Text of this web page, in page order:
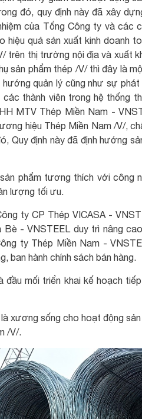
đó, quy định này đã xây
của Tổng Công ty và các
hiệu quả sản xuất kinh doanh
trên thị trường nội địa và xuất
sản phẩm thép /V/ thì đây là
quản lý cũng như sự
thành viên trong hệ thống
MTV Thép Miền Nam -
hiệu Thép Miền Nam /V/,
Quy định này đã định hướng
phẩm tương thích với công
lượng tối ưu.
ty CP Thép VICASA -
- VNSTEEL duy trì nâng
ty Thép Miền Nam -
ban hành chính sách bán hàng.
mối triển khai kế hoạch
xương sống cho hoạt động
/V/.